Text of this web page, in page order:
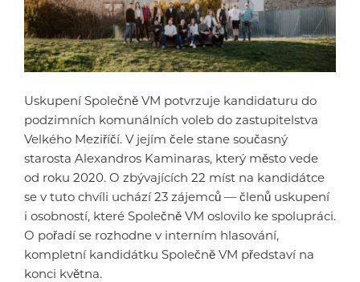
Uskupení Společně VM potvrzuje kandidaturu do
podzimních komunálních voleb do zastupitelstva
Velkého Meziříčí. V jejím čele stane současný
starosta Alexandros Kaminaras, který město vede
od roku 2020. O zbývajících 22 míst na kandidátce
se v tuto chvíli uchází 23 zájemců — členů uskupení
i osobností, které Společně VM oslovilo ke spolupráci.
O pořadí se rozhodne v interním hlasování,
kompletní kandidátku Společně VM představí na
konci května.